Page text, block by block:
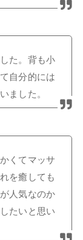
た。背も小
自分的には
ました。
くてマッサ
を癒しても
人気なのか
たいと思い